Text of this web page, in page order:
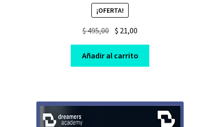
¡OFERTA!
$495,00 Original
price
was:
$ 495,00.
$ 21,00
price
is:
$ 21,00.
Añadir al carrito